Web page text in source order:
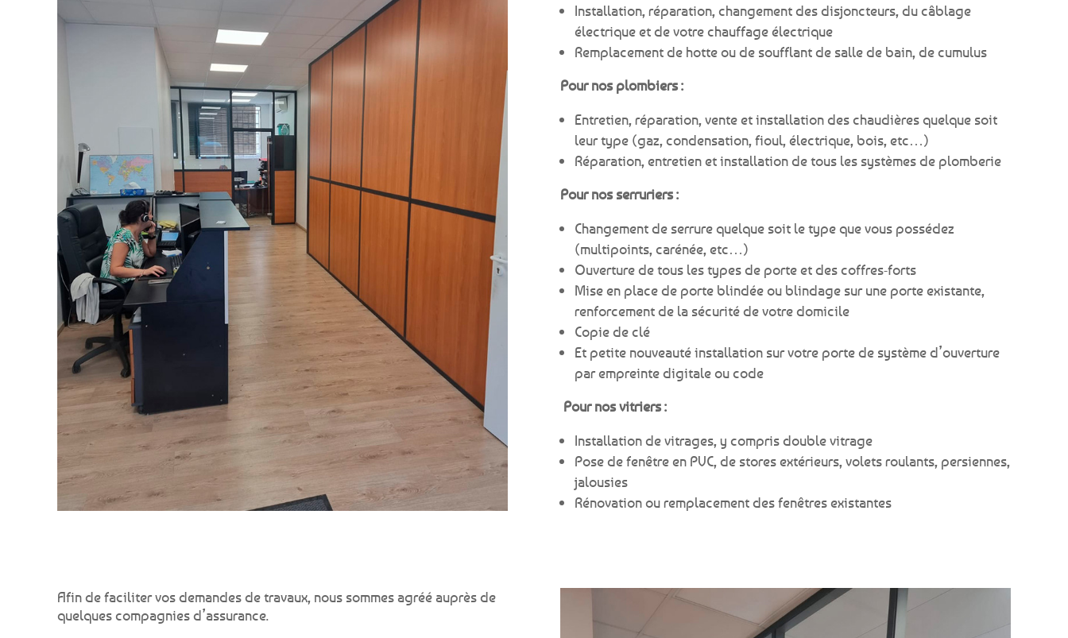
Installation, réparation, changement des disjoncteurs, du câblage
électrique et de votre chauffage électrique
Remplacement de hotte ou de soufflant de salle de bain, de cumulus
Pour nos plombiers :
Entretien, réparation, vente et installation des chaudières quelque soit
leur type (gaz, condensation, fioul, électrique, bois, etc…)
Réparation, entretien et installation de tous les systèmes de plomberie
Pour nos serruriers :
Changement de serrure quelque soit le type que vous possédez
(multipoints, carénée, etc…)
Ouverture de tous les types de porte et des coffres-forts
Mise en place de porte blindée ou blindage sur une porte existante,
renforcement de la sécurité de votre domicile
Copie de clé
Et petite nouveauté installation sur votre porte de système d’ouverture
par empreinte digitale ou code
Pour nos vitriers :
Installation de vitrages, y compris double vitrage
Pose de fenêtre en PVC, de stores extérieurs, volets roulants, persiennes,
jalousies
Rénovation ou remplacement des fenêtres existantes
Afin de faciliter vos demandes de travaux, nous sommes agréé auprès de
quelques compagnies d’assurance.